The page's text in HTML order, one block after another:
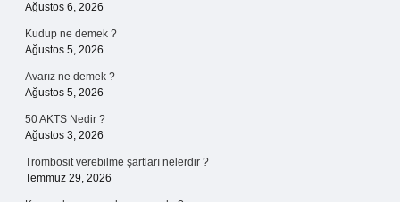
Ağustos 6, 2026
Kudup ne demek ?
Ağustos 5, 2026
Avarız ne demek ?
Ağustos 5, 2026
50 AKTS Nedir ?
Ağustos 3, 2026
Trombosit verebilme şartları nelerdir ?
Temmuz 29, 2026